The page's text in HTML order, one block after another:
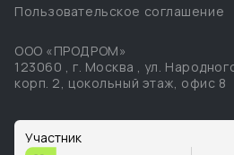
Пользовательское соглашение
ООО «ПРОДРОМ»
123060 , г. Москва , ул.
корп. 2, цокольный этаж, офис 8
Участник